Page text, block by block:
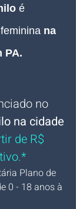
é
na
PA.
no
na cidade
de R$
Plano de
0 - 18 anos à